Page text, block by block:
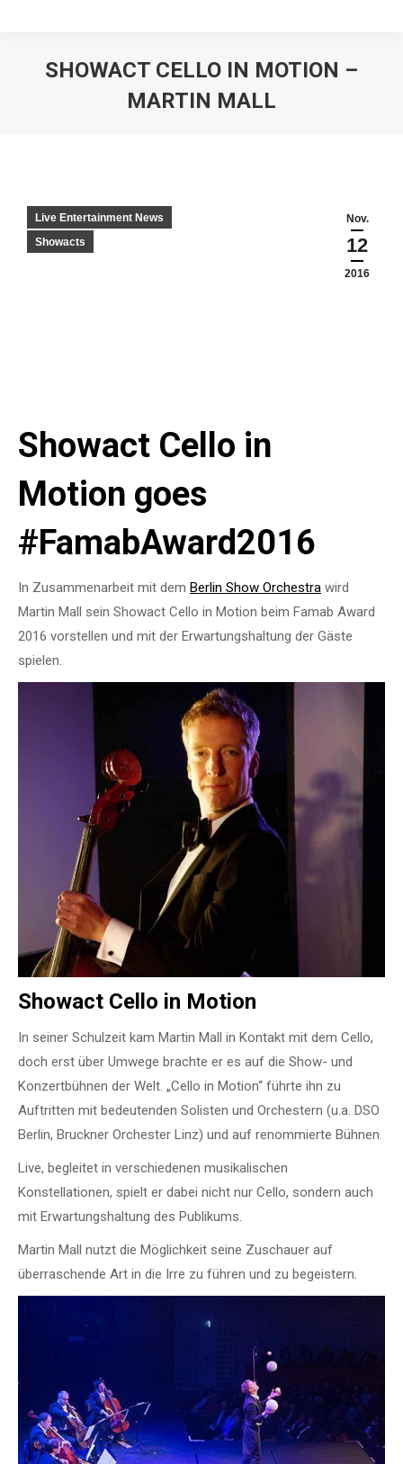
SHOWACT CELLO IN MOTION –
MARTIN MALL
Nov.
12
2016
Live Entertainment News
Showacts
Showact Cello in
Motion goes
#FamabAward2016
In Zusammenarbeit mit dem Berlin Show Orchestra wird
Martin Mall sein Showact Cello in Motion beim Famab Award
2016 vorstellen und mit der Erwartungshaltung der Gäste
spielen.
Showact Cello in Motion
In seiner Schulzeit kam Martin Mall in Kontakt mit dem Cello,
doch erst über Umwege brachte er es auf die Show- und
Konzertbühnen der Welt. „Cello in Motion“ führte ihn zu
Auftritten mit bedeutenden Solisten und Orchestern (u.a. DSO
Berlin, Bruckner Orchester Linz) und auf renommierte Bühnen.
Live, begleitet in verschiedenen musikalischen
Konstellationen, spielt er dabei nicht nur Cello, sondern auch
mit Erwartungshaltung des Publikums.
Martin Mall nutzt die Möglichkeit seine Zuschauer auf
überraschende Art in die Irre zu führen und zu begeistern.